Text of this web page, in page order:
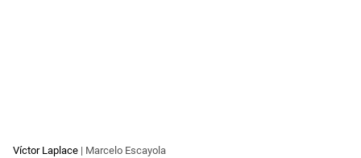
Víctor Laplace | Marcelo Escayola